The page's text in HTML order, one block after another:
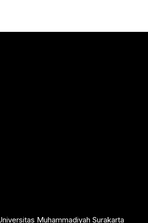
Muhammadiyah Surakarta